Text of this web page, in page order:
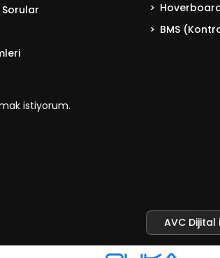
Sorular
istiyorum.
BMS
AVC